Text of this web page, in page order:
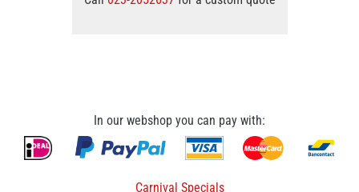
In our webshop you can pay with:
Carnival Specials